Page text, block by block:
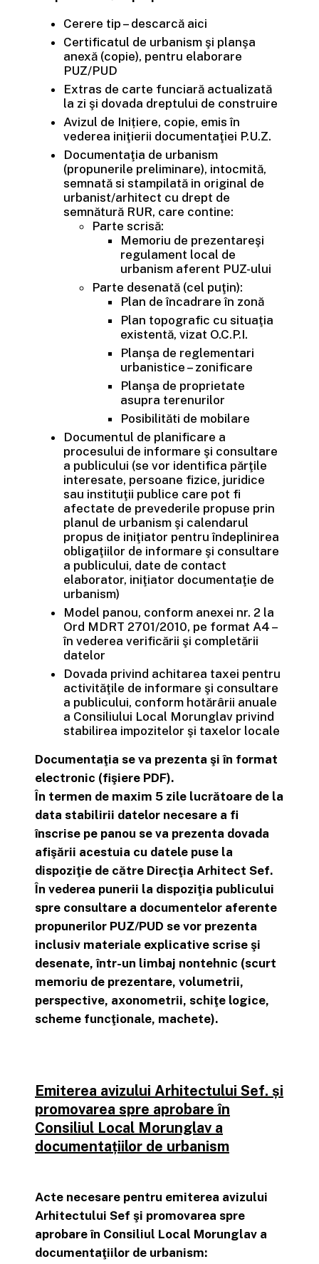
Cerere tip – descarcă aici
Certificatul de urbanism şi planşa
anexă (copie), pentru elaborare
PUZ/PUD
Extras de carte funciară actualizată
la zi şi dovada dreptului de construire
Avizul de Inițiere, copie, emis în
vederea iniţierii documentaţiei P.U.Z.
Documentaţia de urbanism
(propunerile preliminare), intocmită,
semnată si stampilată in original de
urbanist/arhitect cu drept de
semnătură RUR, care contine:
Parte scrisă:
Memoriu de prezentareşi
regulament local de
urbanism aferent PUZ-ului
Parte desenată (cel puţin):
Plan de încadrare în zonă
Plan topografic cu situaţia
existentă, vizat O.C.P.I.
Planşa de reglementari
urbanistice – zonificare
Planşa de proprietate
asupra terenurilor
Posibilităti de mobilare
Documentul de planificare a
procesului de informare şi consultare
a publicului (se vor identifica părţile
interesate, persoane fizice, juridice
sau instituţii publice care pot fi
afectate de prevederile propuse prin
planul de urbanism şi calendarul
propus de iniţiator pentru îndeplinirea
obligaţiilor de informare şi consultare
a publicului, date de contact
elaborator, iniţiator documentaţie de
urbanism)
Model panou, conform anexei nr. 2 la
Ord MDRT 2701/2010, pe format A4 –
în vederea verificării şi completării
datelor
Dovada privind achitarea taxei pentru
activităţile de informare şi consultare
a publicului, conform hotărârii anuale
a Consiliului Local Morunglav privind
stabilirea impozitelor şi taxelor locale
Documentaţia se va prezenta şi în format
electronic (fişiere PDF).
În termen de maxim 5 zile lucrătoare de la
data stabilirii datelor necesare a fi
înscrise pe panou se va prezenta dovada
afişării acestuia cu datele puse la
dispoziţie de către Direcţia Arhitect Sef.
În vederea punerii la dispoziţia publicului
spre consultare a documentelor aferente
propunerilor PUZ/PUD se vor prezenta
inclusiv materiale explicative scrise şi
desenate, într-un limbaj nontehnic (scurt
memoriu de prezentare, volumetrii,
perspective, axonometrii, schiţe logice,
scheme funcţionale, machete).
Emiterea avizului Arhitectului Sef. și
promovarea spre aprobare în
Consiliul Local Morunglav a
documentațiilor de urbanism
Acte necesare pentru emiterea avizului
Arhitectului Sef şi promovarea spre
aprobare în Consiliul Local Morunglav a
documentaţiilor de urbanism: